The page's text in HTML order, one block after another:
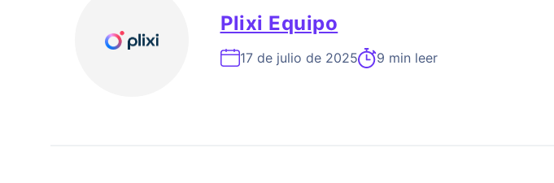
Plixi Equipo
17 de julio de 2025 9 min leer